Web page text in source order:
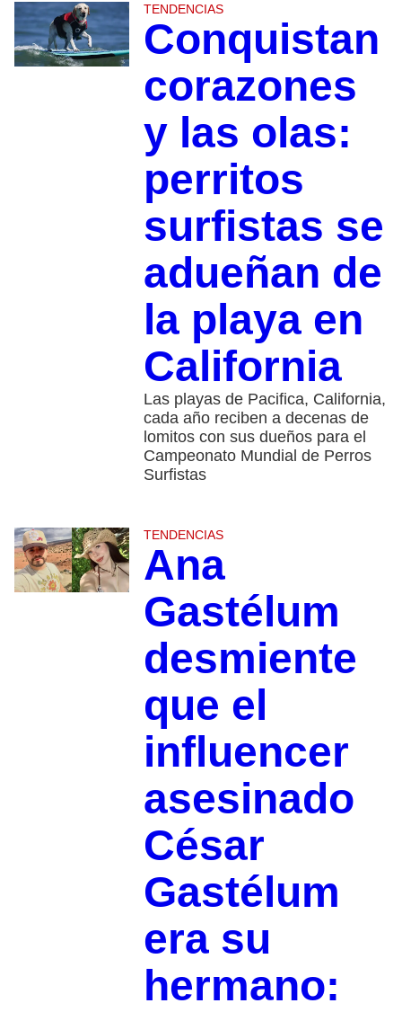
TENDENCIAS
Conquistan
corazones
y las olas:
perritos
surfistas se
adueñan de
la playa en
California
Las playas de Pacifica, California,
cada año reciben a decenas de
lomitos con sus dueños para el
Campeonato Mundial de Perros
Surfistas
TENDENCIAS
Ana
Gastélum
desmiente
que el
influencer
asesinado
César
Gastélum
era su
hermano: